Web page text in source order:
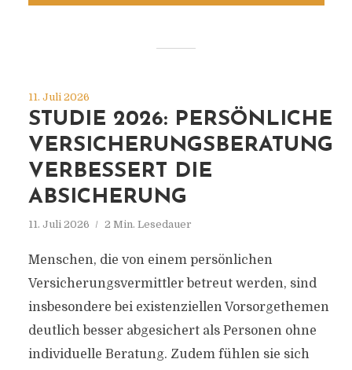
11. Juli 2026
STUDIE 2026: PERSÖNLICHE
VERSICHERUNGSBERATUNG
VERBESSERT DIE
ABSICHERUNG
11. Juli 2026 2 Min. Lesedauer
Menschen, die von einem persönlichen
Versicherungsvermittler betreut werden, sind
insbesondere bei existenziellen Vorsorgethemen
deutlich besser abgesichert als Personen ohne
individuelle Beratung. Zudem fühlen sie sich